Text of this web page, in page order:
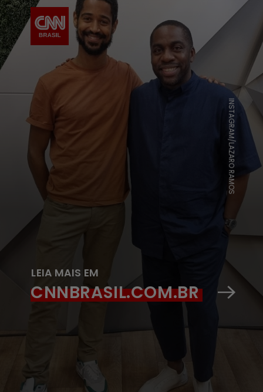
LEIA MAIS EM
CNNBRASIL.COM.BR
INSTAGRAM/LAZARO RAMOS